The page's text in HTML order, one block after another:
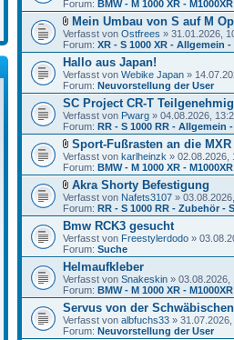
Forum: BMW - M 1000 XR - M1000XR
Mein Umbau von S auf M
Verfasst von Ostfrees » 31.01.2026,
Forum: XR - S 1000 XR - Allgemein
Hallo aus Japan!
Verfasst von Webike Japan »
Forum: Neuvorstellung der User
SC Project CR-T
Verfasst von Pwarg » 04.08.2026,
Forum: RR - S 1000 RR - Allgemein
Sport-Fußrasten an die MXR
Verfasst von karlheinzk » 02.08.2026,
Forum: BMW - M 1000 XR - M1000XR
Akra Shorty Befestigung
Verfasst von Nafets3107 »
Forum: RR - S 1000 RR - Zubehör -
Bmw RCK3 gesucht
Verfasst von Freestylerdodo »
Forum: Suche
Helmaufkleber
Verfasst von Snakeskin » 03.08.2026,
Forum: BMW - M 1000 XR - M1000XR
Servus von der
Verfasst von albfuchs33 »
Forum: Neuvorstellung der User